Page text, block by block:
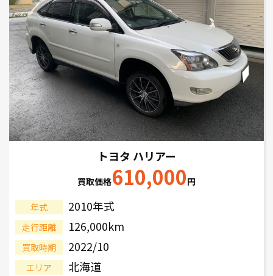
トヨタ ハリアー
買取価格610,000円
年式 2010年式
走行距離 126,000km
買取時期 2022/10
エリア 北海道